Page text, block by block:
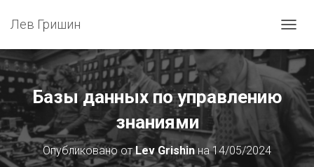
Лев Гришин
Е
Р
Е
К
Базы данных по управлению
знаниями
Опубликовано отLev Grishinна14/05/2024